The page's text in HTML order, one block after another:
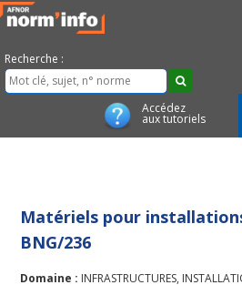
Recherche :
Accédez
aux tutoriels
Matériels pour
BNG/236
Domaine : INFRASTRUCTURES,